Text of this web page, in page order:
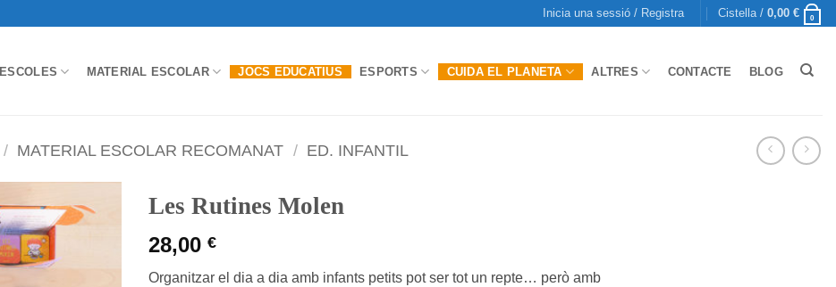
Inicia una sessió / Registra Cistella / 0,00 € 0
ESCOLES MATERIAL ESCOLAR JOCS EDUCATIUS ESPORTS CUIDA EL PLANETA ALTRES CONTACTE BLOG
/ MATERIAL ESCOLAR RECOMANAT / ED. INFANTIL
Les Rutines Molen
28,00 €
Organitzar el dia a dia amb infants petits pot ser tot un repte… però amb